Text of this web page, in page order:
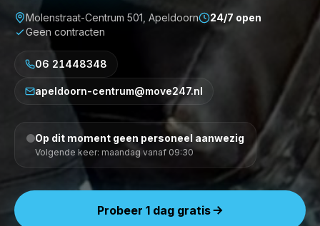
Molenstraat-Centrum 501, Apeldoorn
24/7 open
Geen contracten
06 21448348
apeldoorn-centrum@move247.nl
Op dit moment geen personeel aanwezig
Volgende keer: maandag vanaf 09:30
Probeer 1 dag gratis